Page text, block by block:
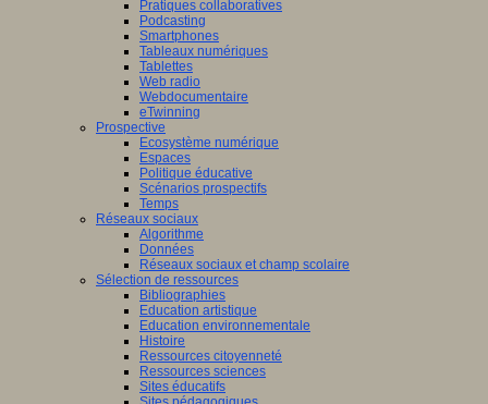
Pratiques collaboratives
Podcasting
Smartphones
Tableaux numériques
Tablettes
Web radio
Webdocumentaire
eTwinning
Prospective
Ecosystème numérique
Espaces
Politique éducative
Scénarios prospectifs
Temps
Réseaux sociaux
Algorithme
Données
Réseaux sociaux et champ scolaire
Sélection de ressources
Bibliographies
Education artistique
Education environnementale
Histoire
Ressources citoyenneté
Ressources sciences
Sites éducatifs